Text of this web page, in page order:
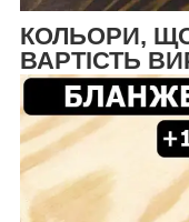
КОЛЬОРИ,
ВАРТІСТЬ